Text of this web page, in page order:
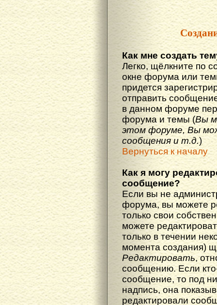
Как мне создать
Легко, щёлкните по
окне форума или
придется
отправить
в данном форуме
форума и темы (Вы
этом форуме, Вы
сообщения и т.д.)
Вернуться к началу
Как я могу
сообщение?
Если вы не
форума, вы можете
только свои
можете
только в течении
момента создания)
Редактировать,
сообщению. Если
сообщение, то под
надпись, она
редактировали